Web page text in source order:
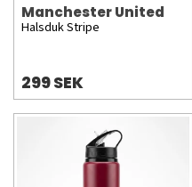
Manchester United
Halsduk Stripe
299 SEK